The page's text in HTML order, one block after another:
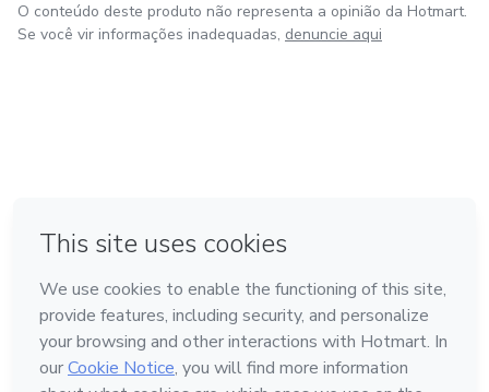
O conteúdo deste produto não representa a opinião da Hotmart.
Se você vir informações inadequadas, denuncie aqui
Feito com ❤ na Cidade do México
Conheça a Hotmart